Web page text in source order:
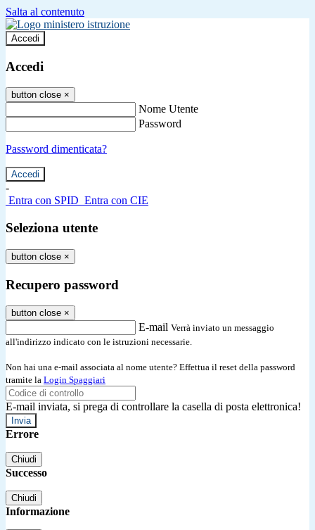
Salta al contenuto
Accedi
Accedi
button close ×
Nome Utente
Password
Password dimenticata?
-
Entra con SPID Entra con CIE
Seleziona utente
button close ×
Recupero password
button close ×
E-mail Verrà inviato un messaggio
all'indirizzo indicato con le istruzioni necessarie.
Non hai una e-mail associata al nome utente? Effettua il reset della password
tramite la Login Spaggiari
E-mail inviata, si prega di controllare la casella di posta elettronica!
Errore
Chiudi
Successo
Chiudi
Informazione